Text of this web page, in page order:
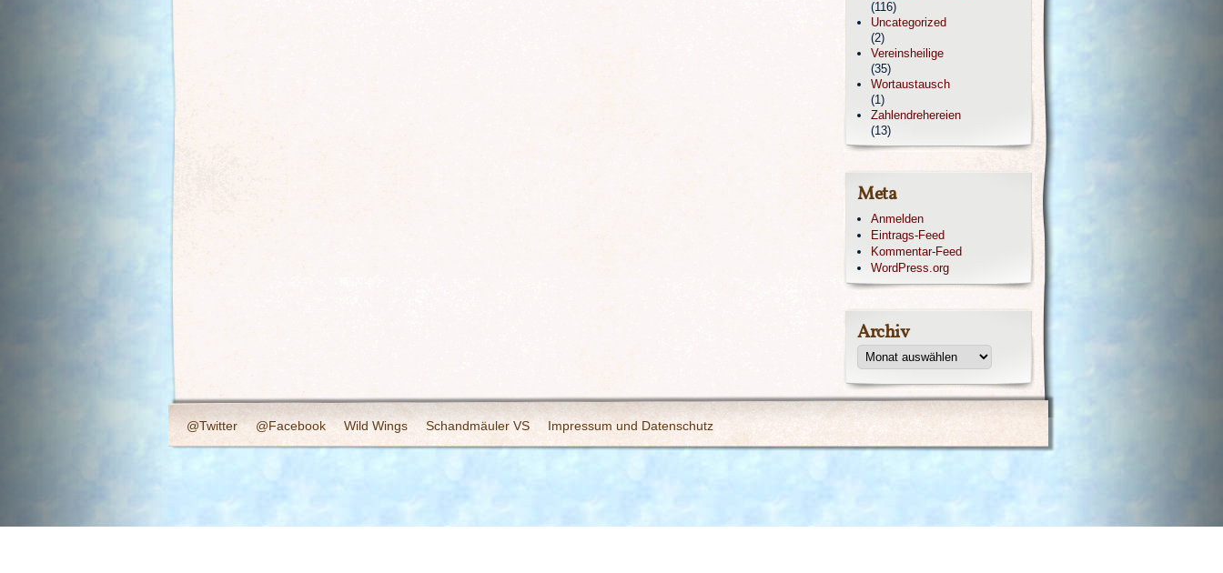
(116)
Uncategorized
(2)
Vereinsheilige
(35)
Wortaustausch
(1)
Zahlendrehereien
(13)
Meta
Anmelden
Eintrags-Feed
Kommentar-Feed
WordPress.org
Archiv
@Twitter @Facebook Wild Wings Schandmäuler VS Impressum und Datenschutz